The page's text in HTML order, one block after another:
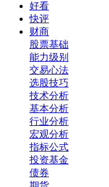
好看
快评
财商
股票基础
能力级别
交易心法
选股技巧
技术分析
基本分析
行业分析
宏观分析
指标公式
投资基金
债券